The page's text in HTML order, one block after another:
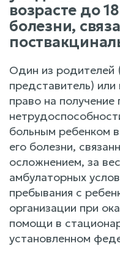
возрасте до
болезни,
Один из родителей
представитель)
право на
больным ребенком
его болезни,
осложнением, за
амбулаторных
пребывания с
организации при
помощи в
установленном